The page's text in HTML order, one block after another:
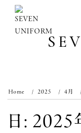
content
Home 2025 4月
日: 2025